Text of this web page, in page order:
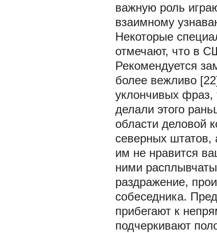
важную роль
взаимному
Некоторые
отмечают, что в
Рекомендуется
более вежливо
уклончивых фраз,
делали этого
области деловой
северных штатов,
им не нравится
ними
раздражение,
собеседника.
прибегают к
подчеркивают